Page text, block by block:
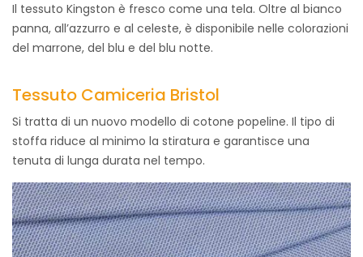
Il tessuto Kingston è fresco come una tela. Oltre al bianco
panna, all’azzurro e al celeste, è disponibile nelle colorazioni
del marrone, del blu e del blu notte.
Tessuto Camiceria Bristol
Si tratta di un nuovo modello di cotone popeline. Il tipo di
stoffa riduce al minimo la stiratura e garantisce una
tenuta di lunga durata nel tempo.